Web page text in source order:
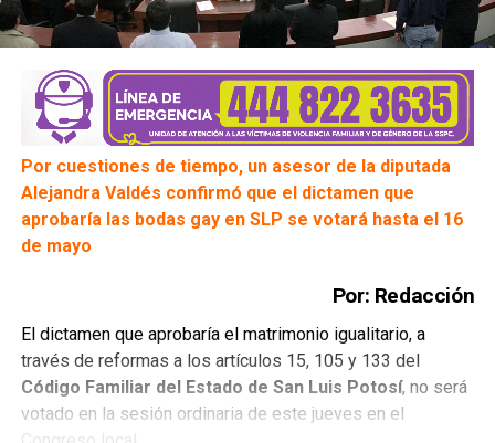
Por cuestiones de tiempo, un asesor de la diputada
Alejandra Valdés confirmó que el dictamen que
aprobaría las bodas gay en SLP se votará hasta el 16
de mayo
Por: Redacción
El dictamen que aprobaría el matrimonio igualitario, a
través de reformas a los artículos 15, 105 y 133 del
Código Familiar del Estado de San Luis Potosí, no será
votado en la sesión ordinaria de este jueves en el